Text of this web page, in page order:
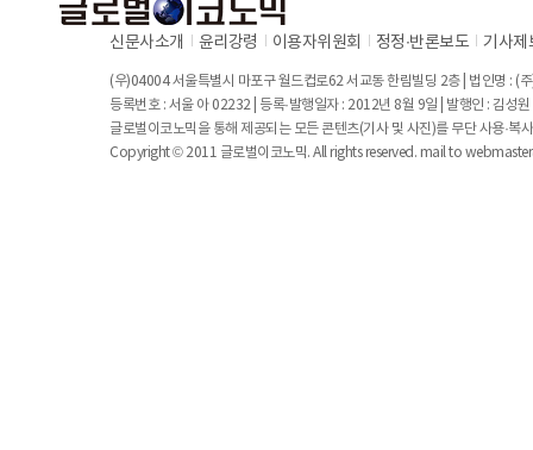
신문사소개 윤리강령 이용자위원회 정정∙반론보도 기사제
(우)04004 서울특별시 마포구 월드컵로62 서교동 한림빌딩 2층 | 법인명 : (
등록번호 : 서울 아 02232 | 등록·발행일자 : 2012년 8월 9일 | 발행인 : 김성
글로벌이코노믹을 통해 제공되는 모든 콘텐츠(기사 및 사진)를 무단 사용·복
Copyright © 2011 글로벌이코노믹. All rights reserved. mail to